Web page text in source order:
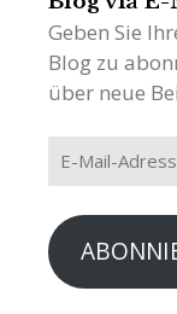
Geben Sie
Blog zu
über neue
E-
Mail-
Adresse